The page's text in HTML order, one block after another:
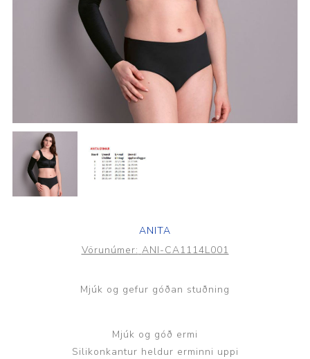
ANITA
Vörunúmer: ANI-CA1114L001
Mjúk og gefur góðan stuðning
Mjúk og góð ermi
Silikonkantur heldur erminni uppi